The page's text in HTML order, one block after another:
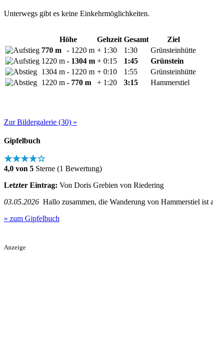
Unterwegs gibt es keine Einkehrmöglichkeiten.
Höhe Gehzeit Gesamt
Ziel
770 m
- 1220 m + 1:30 1:30
Grünsteinhütte
1220 m - 1304 m + 0:15 1:45
Grünstein
1304 m - 1220 m + 0:10 1:55
Grünsteinhütte
1220 m - 770 m + 1:20 3:15 Hammerstiel
Zur Bildergalerie (30) »
Gipfelbuch
★★★★☆
4,0 von 5 Sterne (1 Bewertung)
Letzter Eintrag: Von Doris Grebien von Riedering
03.05.2026 Hallo zusammen, die Wanderung von Hammerstiel
» zum Gipfelbuch
Anzeige